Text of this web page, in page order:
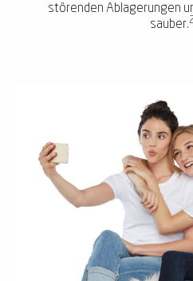
störenden Ablagerungen
sauber.